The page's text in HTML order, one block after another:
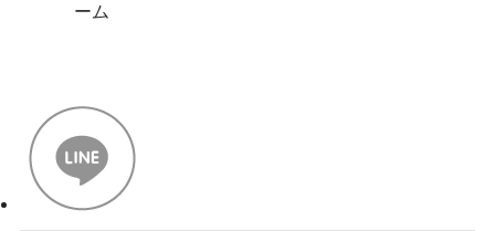
ーム